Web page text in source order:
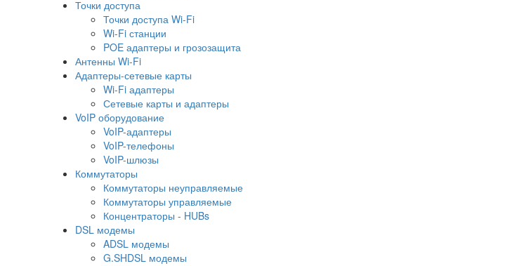
Точки доступа
Точки доступа Wi-Fi
Wi-Fi станции
POE адаптеры и грозозащита
Антенны Wi-Fi
Адаптеры-сетевые карты
Wi-Fi адаптеры
Сетевые карты и адаптеры
VoIP оборудование
VoIP-адаптеры
VoIP-телефоны
VoIP-шлюзы
Коммутаторы
Коммутаторы неуправляемые
Коммутаторы управляемые
Концентраторы - HUBs
DSL модемы
ADSL модемы
G.SHDSL модемы